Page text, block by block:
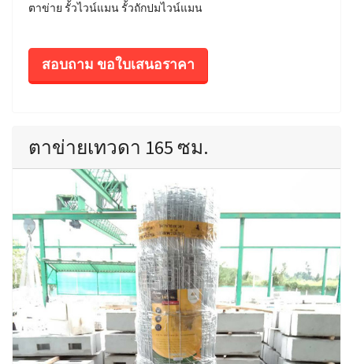
ตาข่าย รั้วไวน์แมน รั้วถักปมไวน์แมน
สอบถาม ขอใบเสนอราคา
ตาข่ายเทวดา 165 ซม.